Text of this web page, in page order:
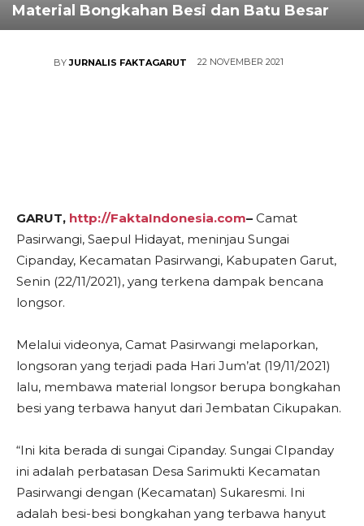
Material Bongkahan Besi dan Batu Besar
BY JURNALIS FAKTAGARUT 22 NOVEMBER 2021
GARUT, http://FaktaIndonesia.com– Camat
Pasirwangi, Saepul Hidayat, meninjau Sungai
Cipanday, Kecamatan Pasirwangi, Kabupaten Garut,
Senin (22/11/2021), yang terkena dampak bencana
longsor.
Melalui videonya, Camat Pasirwangi melaporkan,
longsoran yang terjadi pada Hari Jum’at (19/11/2021)
lalu, membawa material longsor berupa bongkahan
besi yang terbawa hanyut dari Jembatan Cikupakan.
“Ini kita berada di sungai Cipanday. Sungai CIpanday
ini adalah perbatasan Desa Sarimukti Kecamatan
Pasirwangi dengan (Kecamatan) Sukaresmi. Ini
adalah besi-besi bongkahan yang terbawa hanyut